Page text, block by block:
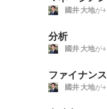
國井 大地が
分析
國井 大地が
ファイナンス
國井 大地が